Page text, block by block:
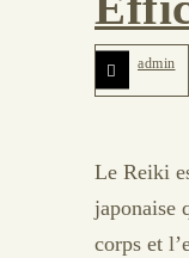
admin
Le Reiki
japonaise
corps et